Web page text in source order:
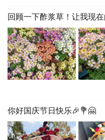
回顾一下酢浆草！让我现
你好国庆节日快乐🎉💐🤗